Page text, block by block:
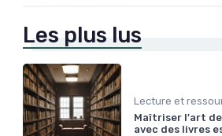
Les plus lus
Maîtriser l'art
avec des livres